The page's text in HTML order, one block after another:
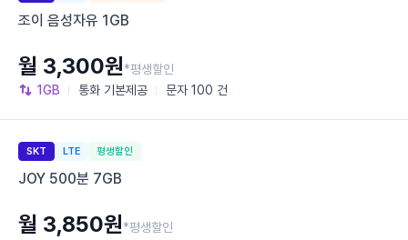
조이 음성자유 1GB
1GB 통화 기본제공 문자 100 건
월 3,300원*평생할인
SKT LTE 평생할인
JOY 500분 7GB
월 3,850원*평생할인